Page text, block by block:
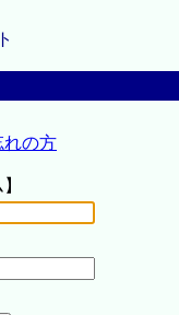
れの方